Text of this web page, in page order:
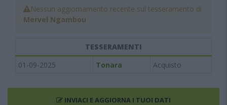
Nessun aggiornamento recente sul tesseramento di
Mervel Ngambou
TESSERAMENTI
01-09-2025
Tonara Acquisto
INVIACI E AGGIORNA I TUOI DATI